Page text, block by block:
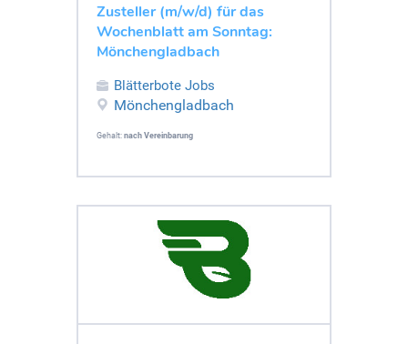
Zusteller (m/w/d) für das
Wochenblatt am Sonntag:
Mönchengladbach
Blätterbote Jobs
Mönchengladbach
Gehalt: nach Vereinbarung